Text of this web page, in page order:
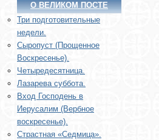
О ВЕЛИКОМ ПОСТЕ
Три подготовительные
недели.
Сыропуст (Прощенное
Воскресенье).
Четыредесятница.
Лазарева суббота.
Вход Господень в
Иерусалим (Вербное
воскресенье).
Страстная «Седмица».